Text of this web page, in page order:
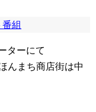
組
ターにて
んまち商店街は中